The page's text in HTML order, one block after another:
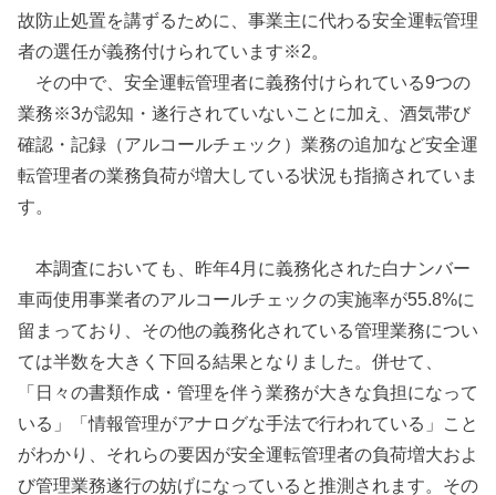
故防止処置を講ずるために、事業主に代わる安全運転管理
者の選任が義務付けられています※2。
その中で、安全運転管理者に義務付けられている9つの
業務※3が認知・遂行されていないことに加え、酒気帯び
確認・記録（アルコールチェック）業務の追加など安全運
転管理者の業務負荷が増大している状況も指摘されていま
す。
本調査においても、昨年4月に義務化された白ナンバー
車両使用事業者のアルコールチェックの実施率が55.8%に
留まっており、その他の義務化されている管理業務につい
ては半数を大きく下回る結果となりました。併せて、
「日々の書類作成・管理を伴う業務が大きな負担になって
いる」「情報管理がアナログな手法で行われている」こと
がわかり、それらの要因が安全運転管理者の負荷増大およ
び管理業務遂行の妨げになっていると推測されます。その